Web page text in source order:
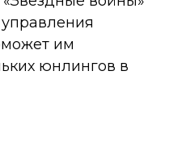
им
юнлингов в